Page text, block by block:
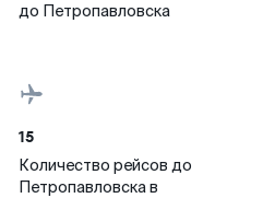
до Петропавловска
15
Количество рейсов до
Петропавловска в